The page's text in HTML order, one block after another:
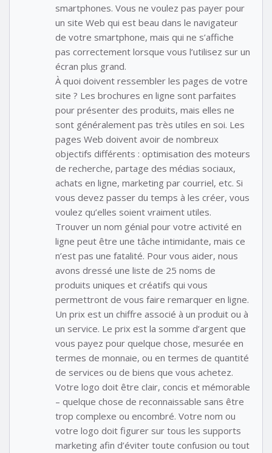
smartphones. Vous ne voulez pas payer pour
un site Web qui est beau dans le navigateur
de votre smartphone, mais qui ne s’affiche
pas correctement lorsque vous l’utilisez sur un
écran plus grand.
À quoi doivent ressembler les pages de votre
site ? Les brochures en ligne sont parfaites
pour présenter des produits, mais elles ne
sont généralement pas très utiles en soi. Les
pages Web doivent avoir de nombreux
objectifs différents : optimisation des moteurs
de recherche, partage des médias sociaux,
achats en ligne, marketing par courriel, etc. Si
vous devez passer du temps à les créer, vous
voulez qu’elles soient vraiment utiles.
Trouver un nom génial pour votre activité en
ligne peut être une tâche intimidante, mais ce
n’est pas une fatalité. Pour vous aider, nous
avons dressé une liste de 25 noms de
produits uniques et créatifs qui vous
permettront de vous faire remarquer en ligne.
Un prix est un chiffre associé à un produit ou à
un service. Le prix est la somme d’argent que
vous payez pour quelque chose, mesurée en
termes de monnaie, ou en termes de quantité
de services ou de biens que vous achetez.
Votre logo doit être clair, concis et mémorable
– quelque chose de reconnaissable sans être
trop complexe ou encombré. Votre nom ou
votre logo doit figurer sur tous les supports
marketing afin d’éviter toute confusion ou tout